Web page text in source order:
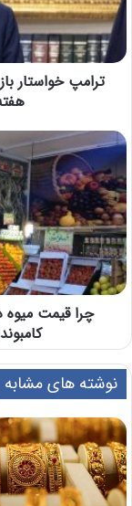
ترامپ خواستار
چرا قیمت
نوشته های مشابه